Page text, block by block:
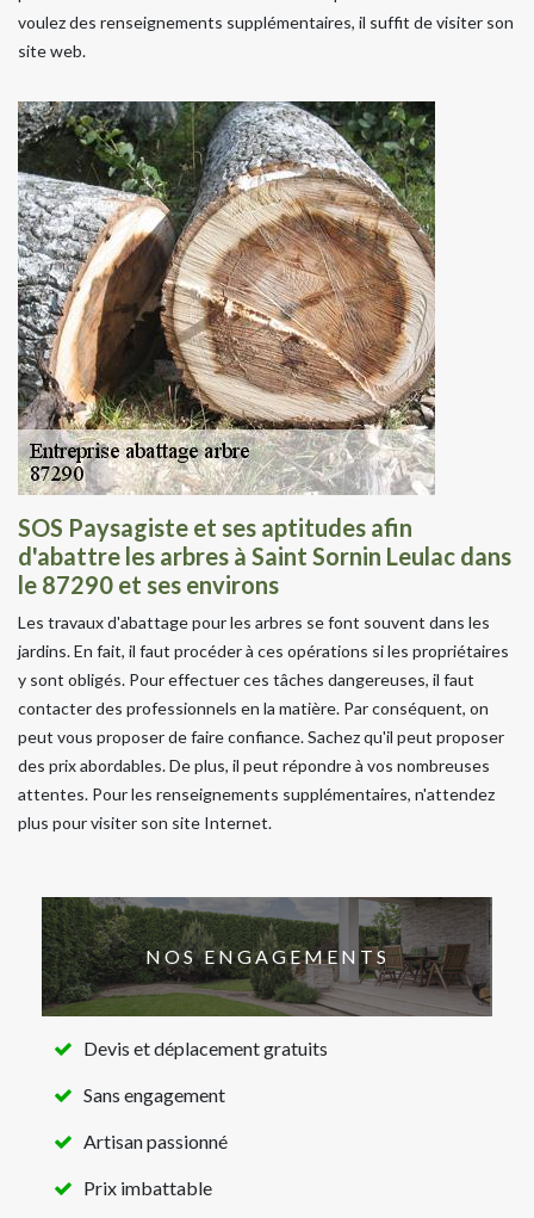
voulez des renseignements supplémentaires, il suffit de visiter son
site web.
SOS Paysagiste et ses aptitudes afin
d'abattre les arbres à Saint Sornin Leulac dans
le 87290 et ses environs
Les travaux d'abattage pour les arbres se font souvent dans les
jardins. En fait, il faut procéder à ces opérations si les propriétaires
y sont obligés. Pour effectuer ces tâches dangereuses, il faut
contacter des professionnels en la matière. Par conséquent, on
peut vous proposer de faire confiance. Sachez qu'il peut proposer
des prix abordables. De plus, il peut répondre à vos nombreuses
attentes. Pour les renseignements supplémentaires, n'attendez
plus pour visiter son site Internet.
NOS ENGAGEMENTS
Devis et déplacement gratuits
Sans engagement
Artisan passionné
Prix imbattable